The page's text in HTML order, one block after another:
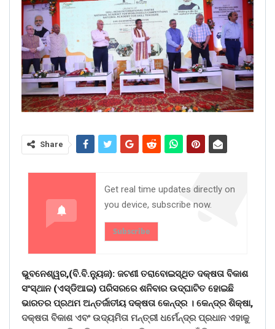
Share
Get real time updates directly on
you device, subscribe now.
Subscribe
ଭୁବନେଶ୍ୱର,(ବି.ବି.ନୁ୍ୟଜ): ଜଟଣୀ ତରାବୋଇସ୍ଥିତ ଦକ୍ଷତା ବିକାଶ
ସଂସ୍ଥାନ (ଏସ୍ଡିଆଇ) ପରିସରରେ ଶନିବାର ଉଦ୍ଘାଟିତ ହୋଇଛି
ଭାରତର ପ୍ରଥମ ଅନ୍ତର୍ଜାତୀୟ ଦକ୍ଷତା କେନ୍ଦ୍ର । କେନ୍ଦ୍ର ଶିକ୍ଷା,
ଦକ୍ଷତା ବିକାଶ ଏବଂ ଉଦ୍ୟମିତା ମନ୍ତ୍ରୀ ଧର୍ମେନ୍ଦ୍ର ପ୍ରଧାନ ଏହାକୁ